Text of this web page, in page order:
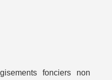
fonciers non